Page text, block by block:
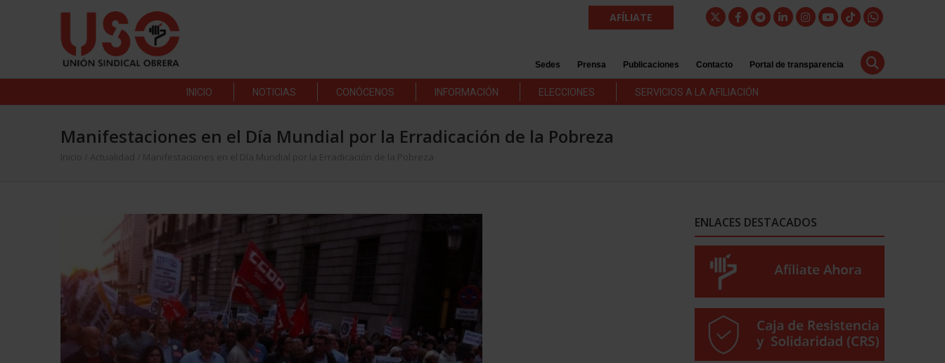
AFÍLIATE
Sedes Prensa Publicaciones Contacto Portal de transparencia
INICIO NOTICIAS CONÓCENOS INFORMACIÓN ELECCIONES SERVICIOS A LA AFILIACIÓN
Manifestaciones en el Día Mundial por la Erradicación de la Pobreza
Inicio Actualidad Manifestaciones en el Día Mundial por la Erradicación de la Pobreza
ENLACES DESTACADOS